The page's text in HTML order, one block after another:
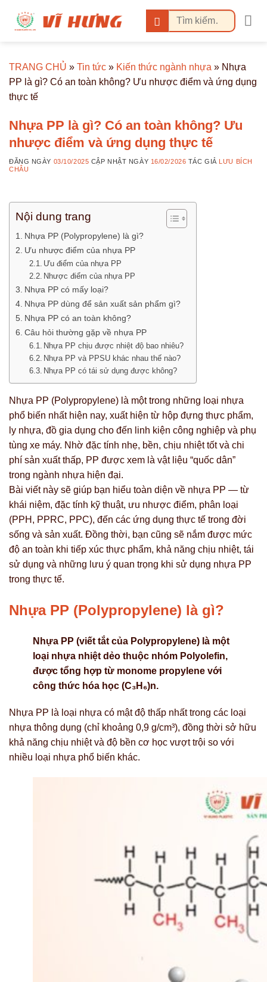
Tìm
kiếm:
TRANG CHỦ » Tin tức » Kiến thức ngành nhựa » Nhựa
PP là gì? Có an toàn không? Ưu nhược điểm và ứng dụng
thực tế
Nhựa PP là gì? Có an toàn không? Ưu
nhược điểm và ứng dụng thực tế
ĐĂNG NGÀY 03/10/2025 CẬP NHẬT NGÀY 16/02/2026 TÁC GIẢ LƯU BÍCH
CHÂU
Nội dung trang
Nhựa PP (Polypropylene) là gì?
Ưu nhược điểm của nhựa PP
Ưu điểm của nhựa PP
Nhược điểm của nhựa PP
Nhựa PP có mấy loại?
Nhựa PP dùng để sản xuất sản phẩm gì?
Nhựa PP có an toàn không?
Câu hỏi thường gặp về nhựa PP
Nhựa PP chịu được nhiệt độ bao nhiêu?
Nhựa PP và PPSU khác nhau thế nào?
Nhựa PP có tái sử dụng được không?
Nhựa PP (Polypropylene) là một trong những loại nhựa
phổ biến nhất hiện nay, xuất hiện từ hộp đựng thực phẩm,
ly nhựa, đồ gia dụng cho đến linh kiện công nghiệp và phụ
tùng xe máy. Nhờ đặc tính nhẹ, bền, chịu nhiệt tốt và chi
phí sản xuất thấp, PP được xem là vật liệu “quốc dân”
trong ngành nhựa hiện đại.
Bài viết này sẽ giúp bạn hiểu toàn diện về nhựa PP — từ
khái niệm, đặc tính kỹ thuật, ưu nhược điểm, phân loại
(PPH, PPRC, PPC), đến các ứng dụng thực tế trong đời
sống và sản xuất. Đồng thời, bạn cũng sẽ nắm được mức
độ an toàn khi tiếp xúc thực phẩm, khả năng chịu nhiệt, tái
sử dụng và những lưu ý quan trọng khi sử dụng nhựa PP
trong thực tế.
Nhựa PP (Polypropylene) là gì?
Nhựa PP (viết tắt của Polypropylene) là một
loại nhựa nhiệt dẻo thuộc nhóm Polyolefin,
được tổng hợp từ monome propylene với
công thức hóa học (C₃H₆)n.
Nhựa PP là loại nhựa có mật độ thấp nhất trong các loại
nhựa thông dụng (chỉ khoảng 0,9 g/cm³), đồng thời sở hữu
khả năng chịu nhiệt và độ bền cơ học vượt trội so với
nhiều loại nhựa phổ biến khác.